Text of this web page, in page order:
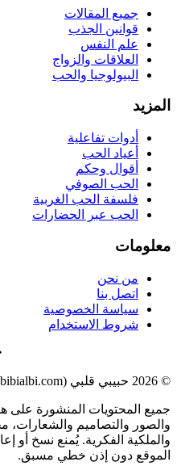
جميع المقالات
قوانين الجذب
علم النفس
العلاقات والزواج
البيولوجيا والحب
المزيد
أدوات تفاعلية
أعياد الحب
أقوال وحكم
الحب الصوفي
فلسفة الحب الغربية
الحب عبر الحضارات
معلومات
من نحن
اتصل بنا
سياسة الخصوصية
شروط الاستخدام
©
2026 حبيبي قلبي (habibialbi.com). جميع الحقوق محفوظة.
جميع المحتويات المنشورة على
والصور والتصاميم والشعارات،
والملكية الفكرية. يُمنع نسخ أو
الموقع دون إذن خطي مسبق.